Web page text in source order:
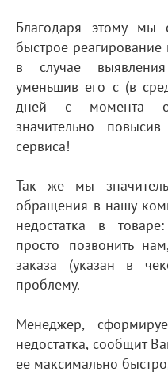
Благодаря этому мы
быстрое реагирование
в случае
уменьшив его с (в
дней с момента
значительно
сервиса!
Так же мы
обращения в нашу
недостатка в
просто позвонить
заказа (указан в
проблему.
Менеджер,
недостатка, сообщит
ее максимально